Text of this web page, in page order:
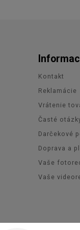
Kontakt
Reklamácie
Vrátenie
Časté
Darčekové
Doprava a
Vaše
Vaše